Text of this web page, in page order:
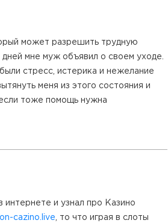
может разрешить трудную
мне муж объявил о своем уходе.
стресс, истерика и нежелание
меня из этого состояния и
тоже помощь нужна
интернете и узнал про Казино
cazino.live , то что играя в слоты